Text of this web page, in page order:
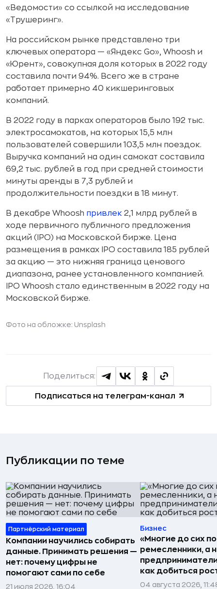
«Ведомости» со ссылкой на исследование
«Трушеринг».
На российском рынке представлено три
ключевых оператора — «Яндекс Go», Whoosh и
«Юрент», совокупная доля которых в 2022 году
составила почти 94%. Всего же в стране
работает примерно 40 кикшеринговых
компаний.
В 2022 году в парках операторов было 192 тыс.
электросамокатов, на которых 15,5 млн
пользователей совершили 103,5 млн поездок.
Выручка компаний на один самокат составила
69,2 тыс. рублей в год при средней стоимости
минуты аренды в 7,3 рублей и
продолжительности поездки в 18 минут.
В декабре Whoosh привлек 2,1 млрд рублей в
ходе первичного публичного предложения
акций (IPO) на Московской бирже. Цена
размещения в рамках IPO составила 185 рублей
за акцию — это нижняя граница ценового
диапазона, ранее установленного компанией.
IPO Whoosh стало единственным в 2022 году на
Московской бирже.
Фото на обложке: Unsplash
Подписаться на телеграм-канал
Поделиться:
Публикации по теме
Партнёрский материал
Компании научились собирать
данные. Принимать решения —
нет: почему цифры не
помогают сами по себе
21 июля 2026, 16:04
Бизнес
«Многие до сих
ремесленники, а
как добиться
04 августа 2026,